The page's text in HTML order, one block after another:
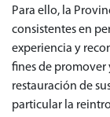
Para ello, la
consistentes en
experiencia y
fines de
restauración de
particular la